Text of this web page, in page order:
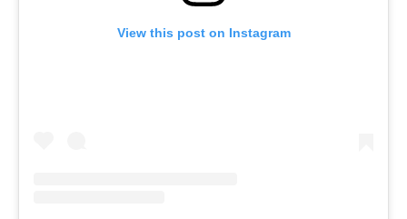
View this post on Instagram